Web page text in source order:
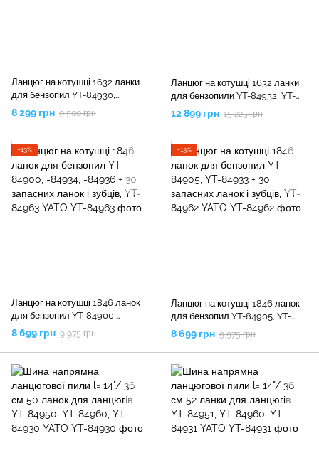
Ланцюг на котушці 1632 ланки
для бензопил YT-84930,
-84931, -84935 + 30 запасних
ланок і зубців, YT-84960 YATO
8 299 грн 9 500 грн
Ланцюг на котушці 1632 ланки
для бензопили YT-84932, YT-
84961 YATO
12 899 грн 15 225 грн
−13%
Ланцюг на котушці 1846 ланок
для бензопил YT-84900,
-84934, -84936 + 30 запасних
ланок і зубців, YT-84963 YATO
8 699 грн 9 975 грн
−13%
Ланцюг на котушці 1846 ланок
для бензопил YT-84905, YT-
84933 + 30 запасних ланок і
зубців, YT-84962 YATO
8 699 грн 9 975 грн